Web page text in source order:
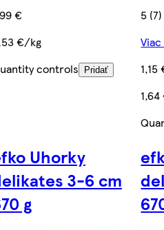
€
€/kg
controls
Pridať
5 (7)
1,15
Uhorky
3-6 cm
g